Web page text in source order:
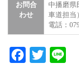
お問合
わせ
中播磨県
車道担当
電話：
Facebook